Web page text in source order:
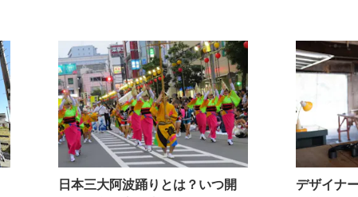
日本三大阿波踊りとは？いつ開
デザイナ